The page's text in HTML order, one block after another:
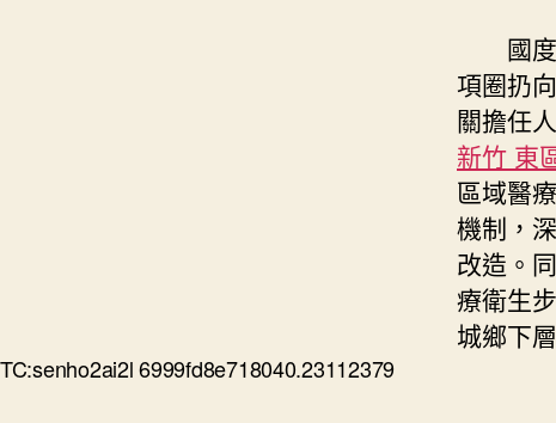
國度
項圈扔
關擔任人
新竹 東
區域醫
機制，
改造。
療衛生
城鄉下
TC:senho2ai2l 6999fd8e718040.23112379